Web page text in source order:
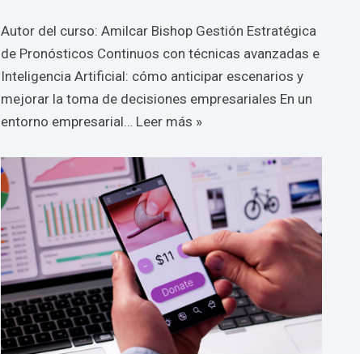
Autor del curso: Amilcar Bishop Gestión Estratégica
de Pronósticos Continuos con técnicas avanzadas e
Inteligencia Artificial: cómo anticipar escenarios y
mejorar la toma de decisiones empresariales En un
entorno empresarial… Leer más »